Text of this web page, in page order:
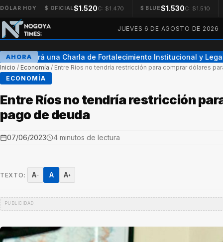
DÓLAR HOY $ OFICIAL$1.520C: $1.470 $ BLUE$1.530C: $1.510
JUEVES 6 DE AGOSTO DE 2026
AHORA
realizará una Charla de Fortalecimiento Institucional y Legal●
Inicio / Economía / Entre Ríos no tendría restricción para comprar dólares
ECONOMÍA
Entre Ríos no tendría restricción
pago de deuda
07/06/2023 4 minutos de lectura
TEXTO: A− A A+